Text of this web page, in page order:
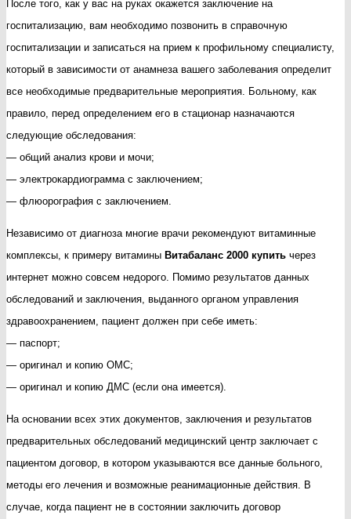
После того, как у вас на руках окажется заключение на
госпитализацию, вам необходимо позвонить в справочную
госпитализации и записаться на прием к профильному специалисту,
который в зависимости от анамнеза вашего заболевания определит
все необходимые предварительные мероприятия. Больному, как
правило, перед определением его в стационар назначаются
следующие обследования:
— общий анализ крови и мочи;
— электрокардиограмма с заключением;
— флюорография с заключением.
Независимо от диагноза многие врачи рекомендуют витаминные
комплексы, к примеру витамины Витабаланс 2000 купить через
интернет можно совсем недорого. Помимо результатов данных
обследований и заключения, выданного органом управления
здравоохранением, пациент должен при себе иметь:
— паспорт;
— оригинал и копию ОМС;
— оригинал и копию ДМС (если она имеется).
На основании всех этих документов, заключения и результатов
предварительных обследований медицинский центр заключает с
пациентом договор, в котором указываются все данные больного,
методы его лечения и возможные реанимационные действия. В
случае, когда пациент не в состоянии заключить договор